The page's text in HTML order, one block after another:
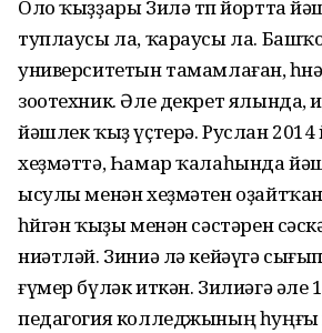
Оло ҡыҙҙары Зилә төп йортта
туплаусы ла, ҡараусы ла.
университетын тамамлаған,
зоотехник. Әле декрет ялында,
йәшлек ҡыҙ үҫтерә. Руслан
хеҙмәттә, Һамар ҡалаһында
ысулы менән хеҙмәтен
һөйгән ҡыҙы менән сәстәрен
ниәтләй. Зиниә лә кейәүгә
ғүмер бүләк иткән. Зилиәгә әле
педагогия колледжының